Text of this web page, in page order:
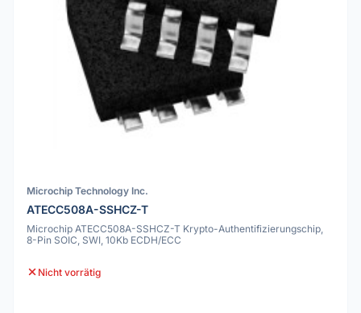
Microchip Technology Inc.
ATECC508A-SSHCZ-T
Microchip ATECC508A-SSHCZ-T Krypto-Authentifizierungschip,
8-Pin SOIC, SWI, 10Kb ECDH/ECC
Nicht vorrätig